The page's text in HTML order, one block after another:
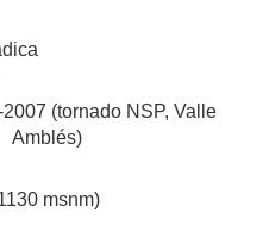
(tornado NSP, Valle
Amblés)
msnm)